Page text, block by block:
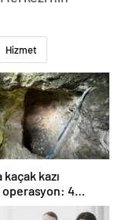
Hizmet
kaçak kazı
operasyon: 4